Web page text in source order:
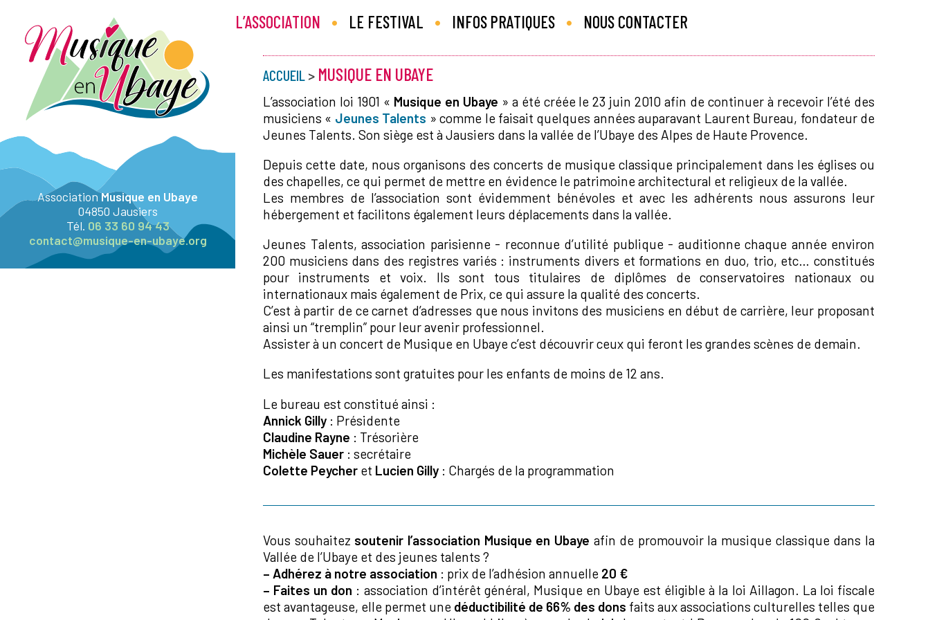
L’ASSOCIATION • LE FESTIVAL • INFOS PRATIQUES • NOUS CONTACTER
AssociationMusique en Ubaye
04850 Jausiers
Tél. 06 33 60 94 43
contact@musique-en-ubaye.org
ACCUEIL > MUSIQUE EN UBAYE
L’association loi 1901 « Musique en Ubaye » a été créée le 23 juin 2010 afin de continuer à recevoir l’été des
musiciens « Jeunes Talents » comme le faisait quelques années auparavant Laurent Bureau, fondateur de
Jeunes Talents. Son siège est à Jausiers dans la vallée de l’Ubaye des Alpes de Haute Provence.
Depuis cette date, nous organisons des concerts de musique classique principalement dans les églises ou
des chapelles, ce qui permet de mettre en évidence le patrimoine architectural et religieux de la vallée.
Les membres de l’association sont évidemment bénévoles et avec les adhérents nous assurons leur
hébergement et facilitons également leurs déplacements dans la vallée.
Jeunes Talents, association parisienne - reconnue d’utilité publique - auditionne chaque année environ
200 musiciens dans des registres variés : instruments divers et formations en duo, trio, etc… constitués
pour instruments et voix. Ils sont tous titulaires de diplômes de conservatoires nationaux ou
internationaux mais également de Prix, ce qui assure la qualité des concerts.
C’est à partir de ce carnet d’adresses que nous invitons des musiciens en début de carrière, leur proposant
ainsi un “tremplin” pour leur avenir professionnel.
Assister à un concert de Musique en Ubaye c’est découvrir ceux qui feront les grandes scènes de demain.
Les manifestations sont gratuites pour les enfants de moins de 12 ans.
Le bureau est constitué ainsi :
Annick Gilly : Présidente
Claudine Rayne : Trésorière
Michèle Sauer : secrétaire
Colette Peycher et Lucien Gilly : Chargés de la programmation
Vous souhaitez soutenir l’association Musique en Ubaye afin de promouvoir la musique classique dans la
Vallée de l’Ubaye et des jeunes talents ?
– Adhérez à notre association : prix de l’adhésion annuelle 20 €
– Faites un don : association d’intérêt général, Musique en Ubaye est éligible à la loi Aillagon. La loi fiscale
est avantageuse, elle permet une déductibilité de 66% des dons faits aux associations culturelles telles que